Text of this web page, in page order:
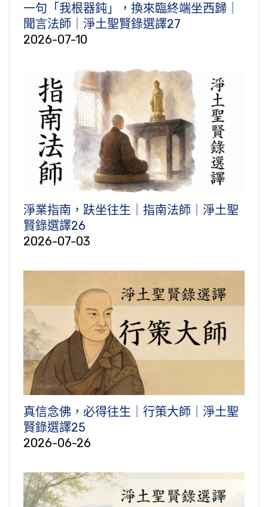
一句「我根器鈍」，換來臨終端坐西歸｜
聞言法師｜淨土聖賢錄選譯27
2026-07-10
淨業指南，趺坐往生｜指南法師｜淨土聖
賢錄選譯26
2026-07-03
真信念佛，必得往生｜行策大師｜淨土聖
賢錄選譯25
2026-06-26